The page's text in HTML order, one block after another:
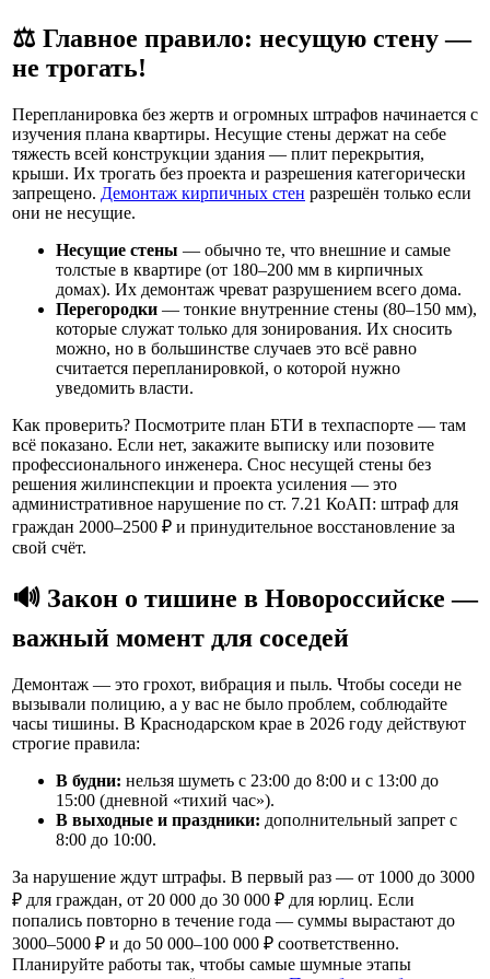
⚖️ Главное правило: несущую стену —
не трогать!
Перепланировка без жертв и огромных штрафов начинается с
изучения плана квартиры. Несущие стены держат на себе
тяжесть всей конструкции здания — плит перекрытия,
крыши. Их трогать без проекта и разрешения категорически
запрещено. Демонтаж кирпичных стен разрешён только если
они не несущие.
Несущие стены — обычно те, что внешние и самые
толстые в квартире (от 180–200 мм в кирпичных
домах). Их демонтаж чреват разрушением всего дома.
Перегородки — тонкие внутренние стены (80–150 мм),
которые служат только для зонирования. Их сносить
можно, но в большинстве случаев это всё равно
считается перепланировкой, о которой нужно
уведомить власти.
Как проверить? Посмотрите план БТИ в техпаспорте — там
всё показано. Если нет, закажите выписку или позовите
профессионального инженера. Снос несущей стены без
решения жилинспекции и проекта усиления — это
административное нарушение по ст. 7.21 КоАП: штраф для
граждан 2000–2500 ₽ и принудительное восстановление за
свой счёт.
🔊 Закон о тишине в Новороссийске —
важный момент для соседей
Демонтаж — это грохот, вибрация и пыль. Чтобы соседи не
вызывали полицию, а у вас не было проблем, соблюдайте
часы тишины. В Краснодарском крае в 2026 году действуют
строгие правила:
В будни: нельзя шуметь с 23:00 до 8:00 и с 13:00 до
15:00 (дневной «тихий час»).
В выходные и праздники: дополнительный запрет с
8:00 до 10:00.
За нарушение ждут штрафы. В первый раз — от 1000 до 3000
₽ для граждан, от 20 000 до 30 000 ₽ для юрлиц. Если
попались повторно в течение года — суммы вырастают до
3000–5000 ₽ и до 50 000–100 000 ₽ соответственно.
Планируйте работы так, чтобы самые шумные этапы